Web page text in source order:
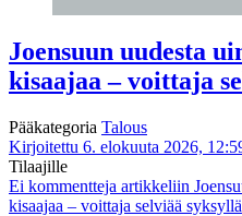
Joensuun uudesta
kisaajaa – voittaja
Pääkategoria Talous
Kirjoitettu 6. elokuuta 2026,
Tilaajille
Ei kommentteja artikkeliin
kisaajaa – voittaja selviää syksyllä